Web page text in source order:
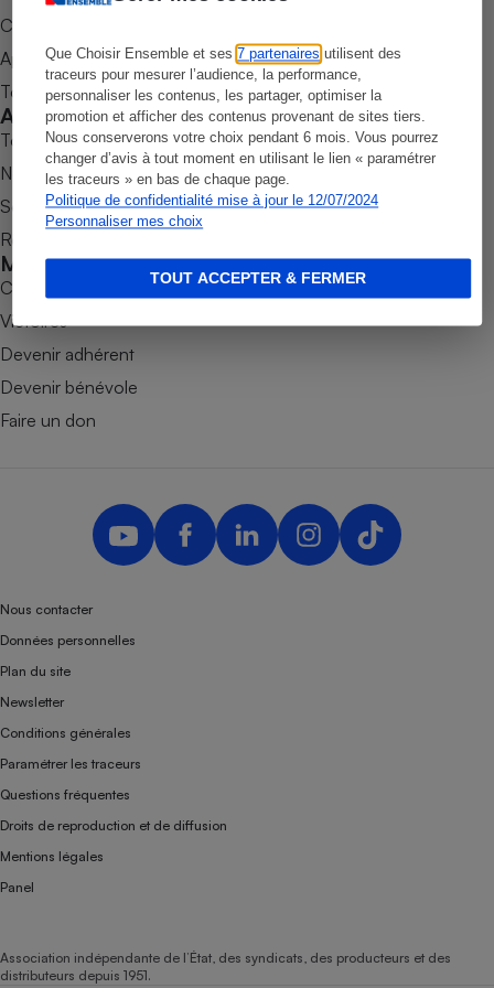
Que Choisir Ensemble et ses7 partenaires utilisent des
traceurs pour mesurer l’audience, la performance,
personnaliser les contenus, les partager, optimiser la
promotion et afficher des contenus provenant de sites tiers.
Nous conserverons votre choix pendant 6 mois. Vous pourrez
changer d’avis à tout moment en utilisant le lien « paramétrer
les traceurs » en bas de chaque page.
Politique de confidentialité mise à jour le 12/07/2024
Personnaliser mes choix
TOUT ACCEPTER & FERMER
Complément
alimentaire
Assurance emprunteur
Banque
Lave-linge
Plaque de cuisson à
induction
Téléviseur
Téléphone mobile -
Smartphone
Matelas
Mutuelle
Commander une parution
Appli Quel Produit
Tous nos tests de produits
Accompagner
Tous nos comparateurs
Nos services
Soumettre un litige
Rencontrer une association locale
Mobiliser
Combats
Victoires
Devenir adhérent
Devenir bénévole
Faire un don
Nous contacter
Données personnelles
Plan du site
Newsletter
Conditions générales
Paramétrer les traceurs
Questions fréquentes
Droits de reproduction et de diffusion
Mentions légales
Panel
Association indépendante de l’État, des syndicats, des producteurs et des
distributeurs depuis 1951.